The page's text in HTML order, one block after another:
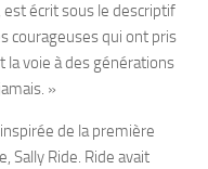
écrit sous le descriptif
courageuses qui ont pris
la voie à des générations
»
de la première
Sally Ride. Ride avait